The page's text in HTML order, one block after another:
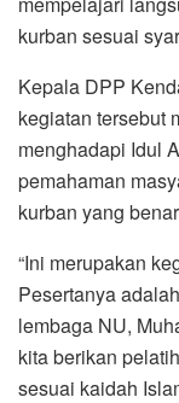
kurban sesuai
Kepala DPP
kegiatan tersebut
menghadapi Idul
pemahaman
kurban yang
“Ini merupakan
Pesertanya
lembaga NU,
kita berikan
sesuai kaidah